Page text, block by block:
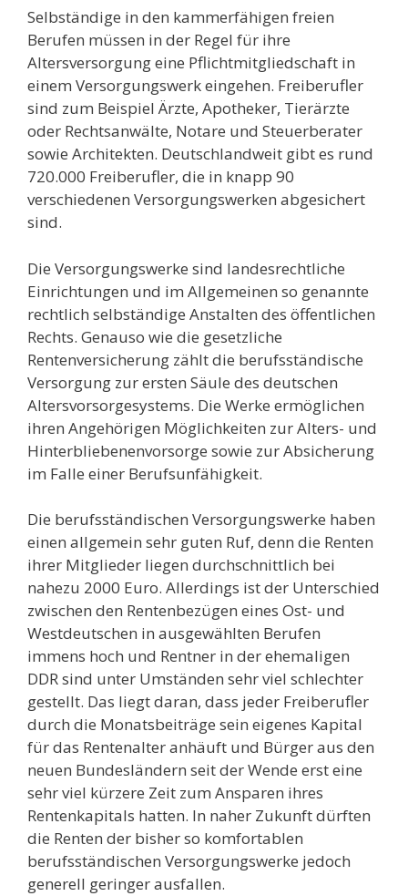
Selbständige in den kammerfähigen freien
Berufen müssen in der Regel für ihre
Altersversorgung eine Pflichtmitgliedschaft in
einem Versorgungswerk eingehen. Freiberufler
sind zum Beispiel Ärzte, Apotheker, Tierärzte
oder Rechtsanwälte, Notare und Steuerberater
sowie Architekten. Deutschlandweit gibt es rund
720.000 Freiberufler, die in knapp 90
verschiedenen Versorgungswerken abgesichert
sind.
Die Versorgungswerke sind landesrechtliche
Einrichtungen und im Allgemeinen so genannte
rechtlich selbständige Anstalten des öffentlichen
Rechts. Genauso wie die gesetzliche
Rentenversicherung zählt die berufsständische
Versorgung zur ersten Säule des deutschen
Altersvorsorgesystems. Die Werke ermöglichen
ihren Angehörigen Möglichkeiten zur Alters- und
Hinterbliebenenvorsorge sowie zur Absicherung
im Falle einer Berufsunfähigkeit.
Die berufsständischen Versorgungswerke haben
einen allgemein sehr guten Ruf, denn die Renten
ihrer Mitglieder liegen durchschnittlich bei
nahezu 2000 Euro. Allerdings ist der Unterschied
zwischen den Rentenbezügen eines Ost- und
Westdeutschen in ausgewählten Berufen
immens hoch und Rentner in der ehemaligen
DDR sind unter Umständen sehr viel schlechter
gestellt. Das liegt daran, dass jeder Freiberufler
durch die Monatsbeiträge sein eigenes Kapital
für das Rentenalter anhäuft und Bürger aus den
neuen Bundesländern seit der Wende erst eine
sehr viel kürzere Zeit zum Ansparen ihres
Rentenkapitals hatten. In naher Zukunft dürften
die Renten der bisher so komfortablen
berufsständischen Versorgungswerke jedoch
generell geringer ausfallen.